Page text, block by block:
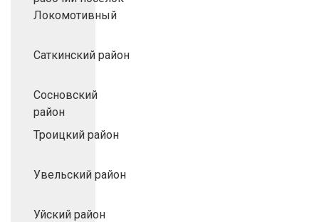
Локомотивный
Саткинский район
Сосновский
район
Троицкий район
Увельский район
Уйский район